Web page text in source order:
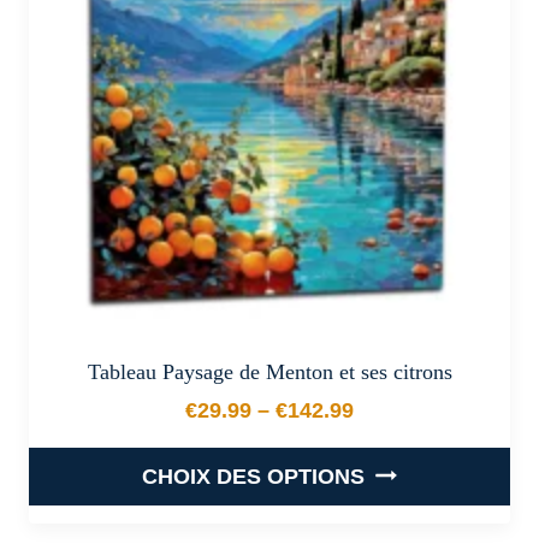
peuvent
être
choisies
sur
la
page
du
produit
Tableau Paysage de Menton et ses citrons
€29.99 – €142.99
Plage de prix : €29.99 à
CHOIX DES OPTIONS